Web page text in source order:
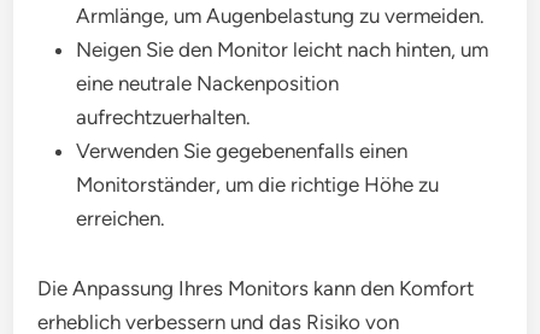
Armlänge, um Augenbelastung zu vermeiden.
Neigen Sie den Monitor leicht nach hinten, um
eine neutrale Nackenposition
aufrechtzuerhalten.
Verwenden Sie gegebenenfalls einen
Monitorständer, um die richtige Höhe zu
erreichen.
Die Anpassung Ihres Monitors kann den Komfort
erheblich verbessern und das Risiko von